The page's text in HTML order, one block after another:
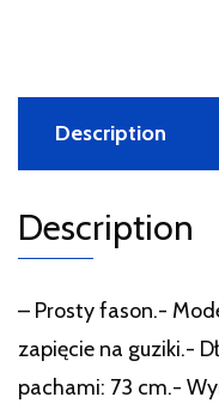
Description
Description
– Prosty fason.-
zapięcie na guziki.-
pachami: 73 cm.-